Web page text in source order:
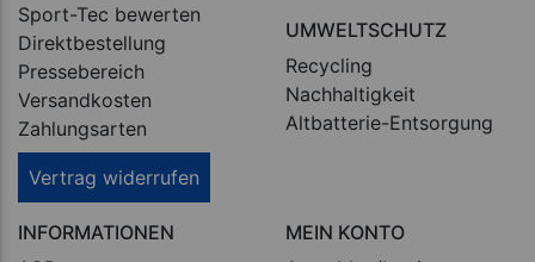
Sport-Tec bewerten
Direktbestellung
Pressebereich
Versandkosten
Zahlungsarten
Vertrag widerrufen
UMWELTSCHUTZ
Recycling
Nachhaltigkeit
Altbatterie-Entsorgung
INFORMATIONEN
MEIN KONTO